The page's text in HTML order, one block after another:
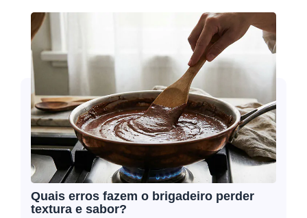
Quais erros fazem o brigadeiro perder
textura e sabor?